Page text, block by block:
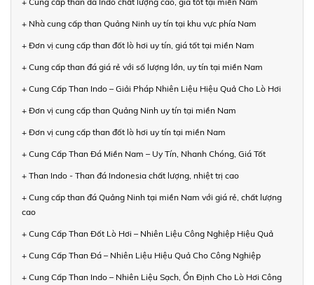
+ Nhà cung cấp than Quảng Ninh uy tín tại khu vực phía Nam
+ Đơn vị cung cấp than đốt lò hơi uy tín, giá tốt tại miền Nam
+ Cung cấp than đá giá rẻ với số lượng lớn, uy tín tại miền Nam
+ Cung Cấp Than Indo – Giải Pháp Nhiên Liệu Hiệu Quả Cho Lò Hơi
+ Đơn vị cung cấp than Quảng Ninh uy tín tại miền Nam
+ Đơn vị cung cấp than đốt lò hơi uy tín tại miền Nam
+ Cung Cấp Than Đá Miền Nam – Uy Tín, Nhanh Chóng, Giá Tốt
+ Than Indo - Than đá Indonesia chất lượng, nhiệt trị cao
+ Cung cấp than đá Quảng Ninh tại miền Nam với giá rẻ, chất lượng
cao
+ Cung Cấp Than Đốt Lò Hơi – Nhiên Liệu Công Nghiệp Hiệu Quả
+ Cung Cấp Than Đá – Nhiên Liệu Hiệu Quả Cho Công Nghiệp
+ Cung Cấp Than Indo – Nhiên Liệu Sạch, Ổn Định Cho Lò Hơi Công